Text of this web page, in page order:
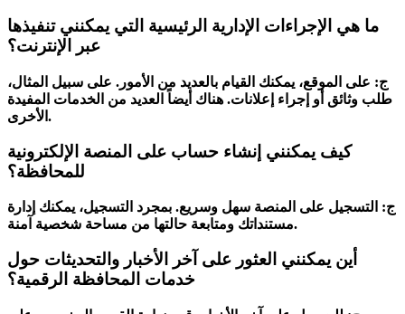
ما هي الإجراءات الإدارية الرئيسية التي يمكنني تنفيذها
عبر الإنترنت؟
ج: على الموقع، يمكنك القيام بالعديد من الأمور. على سبيل المثال،
طلب وثائق أو إجراء إعلانات. هناك أيضاً العديد من الخدمات المفيدة
الأخرى.
كيف يمكنني إنشاء حساب على المنصة الإلكترونية
للمحافظة؟
ج: التسجيل على المنصة سهل وسريع. بمجرد التسجيل، يمكنك إدارة
مستنداتك ومتابعة حالتها من مساحة شخصية آمنة.
أين يمكنني العثور على آخر الأخبار والتحديثات حول
خدمات المحافظة الرقمية؟